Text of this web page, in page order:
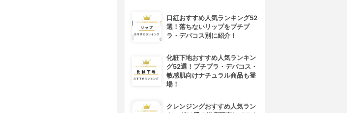
口紅おすすめ人気ランキング52
選！落ちないリップをプチプ
ラ・デパコス別に紹介！
化粧下地おすすめ人気ランキン
グ52選！プチプラ・デパコス・
敏感肌向けナチュラル商品も登
場！
クレンジングおすすめ人気ラン